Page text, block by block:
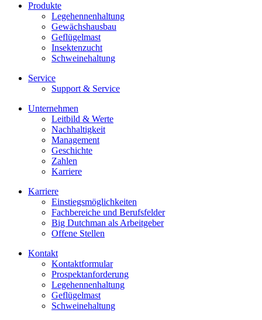
Produkte
Legehennenhaltung
Gewächshausbau
Geflügelmast
Insektenzucht
Schweinehaltung
Service
Support & Service
Unternehmen
Leitbild & Werte
Nachhaltigkeit
Management
Geschichte
Zahlen
Karriere
Karriere
Einstiegsmöglichkeiten
Fachbereiche und Berufsfelder
Big Dutchman als Arbeitgeber
Offene Stellen
Kontakt
Kontaktformular
Prospektanforderung
Legehennenhaltung
Geflügelmast
Schweinehaltung